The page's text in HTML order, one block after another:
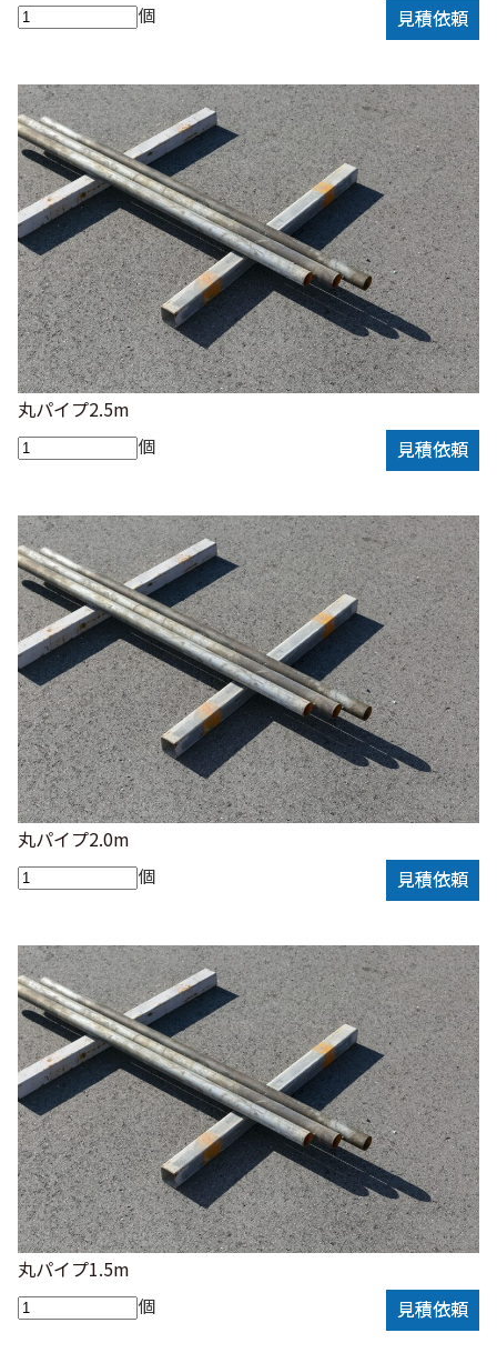
個
見積依頼
丸パイプ2.5m
個
見積依頼
丸パイプ2.0m
個
見積依頼
丸パイプ1.5m
個
見積依頼